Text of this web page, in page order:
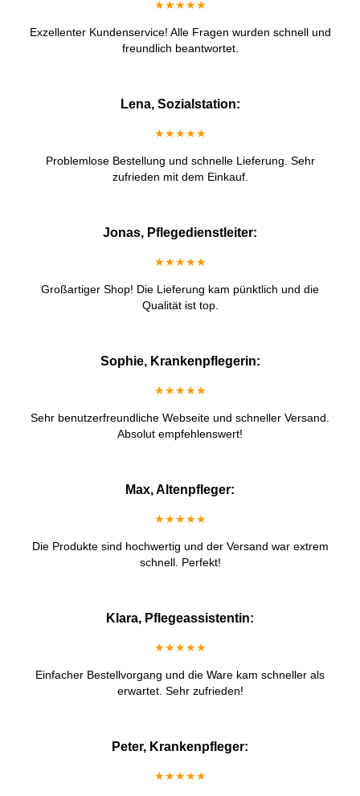
★★★★★
Exzellenter Kundenservice! Alle Fragen wurden schnell und
freundlich beantwortet.
Lena, Sozialstation:
★★★★★
Problemlose Bestellung und schnelle Lieferung. Sehr
zufrieden mit dem Einkauf.
Jonas, Pflegedienstleiter:
★★★★★
Großartiger Shop! Die Lieferung kam pünktlich und die
Qualität ist top.
Sophie, Krankenpflegerin:
★★★★★
Sehr benutzerfreundliche Webseite und schneller Versand.
Absolut empfehlenswert!
Max, Altenpfleger:
★★★★★
Die Produkte sind hochwertig und der Versand war extrem
schnell. Perfekt!
Klara, Pflegeassistentin:
★★★★★
Einfacher Bestellvorgang und die Ware kam schneller als
erwartet. Sehr zufrieden!
Peter, Krankenpfleger:
★★★★★